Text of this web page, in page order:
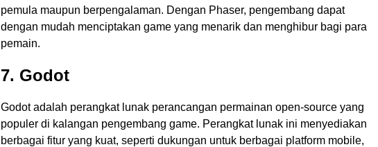
pemula maupun berpengalaman. Dengan Phaser, pengembang dapat
dengan mudah menciptakan game yang menarik dan menghibur bagi para
pemain.
7. Godot
Godot adalah perangkat lunak perancangan permainan open-source yang
populer di kalangan pengembang game. Perangkat lunak ini menyediakan
berbagai fitur yang kuat, seperti dukungan untuk berbagai platform mobile,